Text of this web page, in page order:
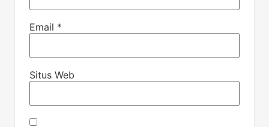
Email *
Situs Web